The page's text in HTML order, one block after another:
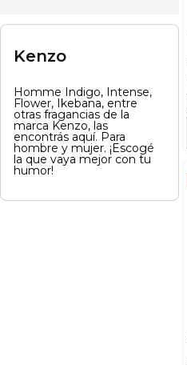
Kenzo
Homme Indigo, Intense,
Flower, Ikebana, entre
otras fragancias de la
marca Kenzo, las
encontrás aquí. Para
hombre y mujer. ¡Escogé
la que vaya mejor con tu
humor!